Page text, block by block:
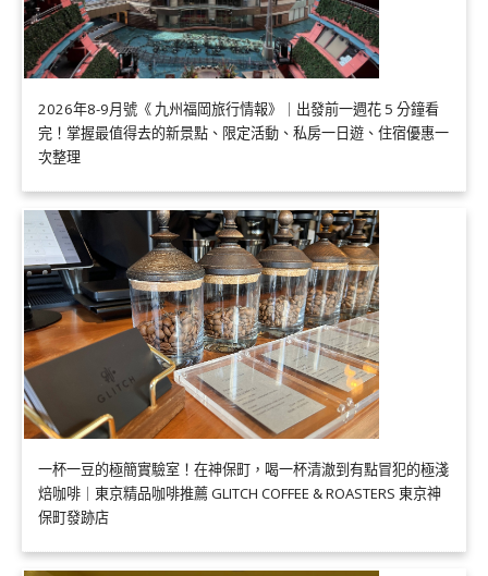
2026年8-9月號《 九州福岡旅行情報》｜出發前一週花 5 分鐘看
完！掌握最值得去的新景點、限定活動、私房一日遊、住宿優惠一
次整理
一杯一豆的極簡實驗室！在神保町，喝一杯清澈到有點冒犯的極淺
焙咖啡｜東京精品咖啡推薦 GLITCH COFFEE & ROASTERS 東京神
保町發跡店